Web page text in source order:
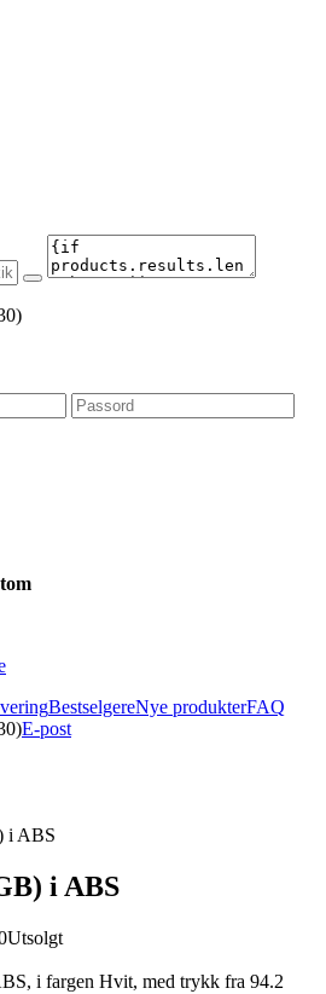
BestselgereNye produkterFAQ
E-post
i ABS
i ABS
Utsolgt